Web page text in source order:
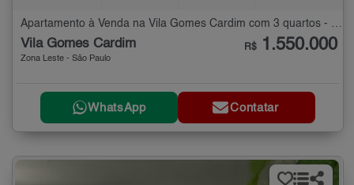
Apartamento à Venda na Vila Gomes Cardim com 3 quartos - 151 m²
Vila Gomes Cardim
Zona Leste - São Paulo
R$ 1.550.000
WhatsApp Contatar